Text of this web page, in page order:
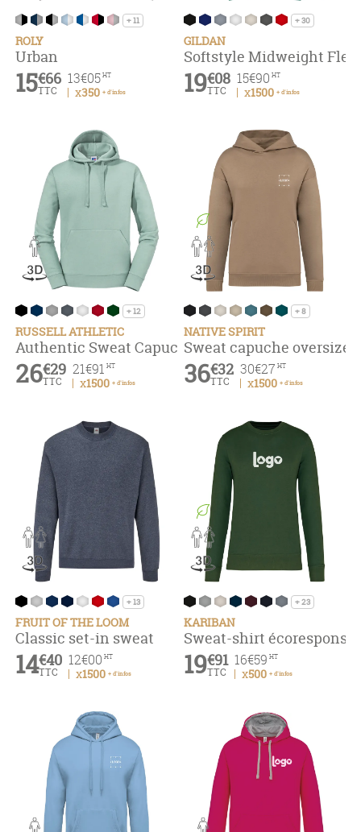
+ 11
ROLY
Urban
13€05 HT
x350 + d'infos
15€66
TTC
+ 30
GILDAN
Softstyle Midweight
15€90 HT
x1500 + d'infos
19€08
TTC
+ 12
RUSSELL ATHLETIC
Authentic Sweat Capuche Homme
21€91 HT
x1500 + d'infos
26€29
TTC
+ 8
NATIVE SPIRIT
Sweat capuche oversize
30€27 HT
x1500 + d'infos
36€32
TTC
+ 13
FRUIT OF THE LOOM
Classic set-in sweat
12€00 HT
x1500 + d'infos
14€40
TTC
+ 23
KARIBAN
Sweat-shirt
16€59 HT
x500 + d'infos
19€91
TTC